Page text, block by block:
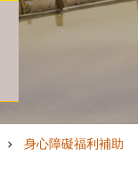
身心障礙福利補助